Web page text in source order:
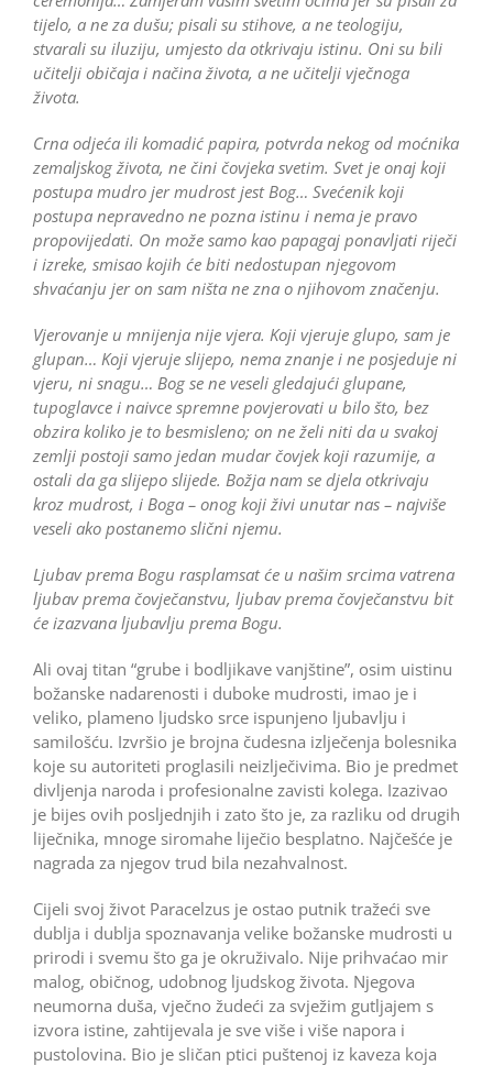
tijelo, a ne za dušu; pisali su stihove, a ne teologiju,
stvarali su iluziju, umjesto da otkrivaju istinu. Oni su bili
učitelji običaja i načina života, a ne učitelji vječnoga
života.
Crna odjeća ili komadić papira, potvrda nekog od moćnika
zemaljskog života, ne čini čovjeka svetim. Svet je onaj koji
postupa mudro jer mudrost jest Bog… Svećenik koji
postupa nepravedno ne pozna istinu i nema je pravo
propovijedati. On može samo kao papagaj ponavljati riječi
i izreke, smisao kojih će biti nedostupan njegovom
shvaćanju jer on sam ništa ne zna o njihovom značenju.
Vjerovanje u mnijenja nije vjera. Koji vjeruje glupo, sam je
glupan… Koji vjeruje slijepo, nema znanje i ne posjeduje ni
vjeru, ni snagu… Bog se ne veseli gledajući glupane,
tupoglavce i naivce spremne povjerovati u bilo što, bez
obzira koliko je to besmisleno; on ne želi niti da u svakoj
zemlji postoji samo jedan mudar čovjek koji razumije, a
ostali da ga slijepo slijede. Božja nam se djela otkrivaju
kroz mudrost, i Boga – onog koji živi unutar nas – najviše
veseli ako postanemo slični njemu.
Ljubav prema Bogu rasplamsat će u našim srcima vatrena
ljubav prema čovječanstvu, ljubav prema čovječanstvu bit
će izazvana ljubavlju prema Bogu.
Ali ovaj titan “grube i bodljikave vanjštine”, osim uistinu
božanske nadarenosti i duboke mudrosti, imao je i
veliko, plameno ljudsko srce ispunjeno ljubavlju i
samilošću. Izvršio je brojna čudesna izlječenja bolesnika
koje su autoriteti proglasili neizlječivima. Bio je predmet
divljenja naroda i profesionalne zavisti kolega. Izazivao
je bijes ovih posljednjih i zato što je, za razliku od drugih
liječnika, mnoge siromahe liječio besplatno. Najčešće je
nagrada za njegov trud bila nezahvalnost.
Cijeli svoj život Paracelzus je ostao putnik tražeći sve
dublja i dublja spoznavanja velike božanske mudrosti u
prirodi i svemu što ga je okruživalo. Nije prihvaćao mir
malog, običnog, udobnog ljudskog života. Njegova
neumorna duša, vječno žudeći za svježim gutljajem s
izvora istine, zahtijevala je sve više i više napora i
pustolovina. Bio je sličan ptici puštenoj iz kaveza koja